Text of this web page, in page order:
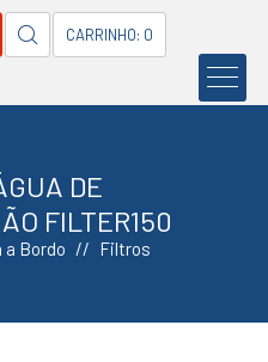
CARRINHO: 0
DE
FILTER150
a Bordo Filtros